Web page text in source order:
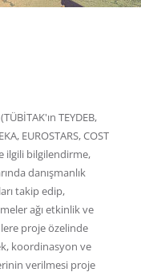
TEYDEB,
EUROSTARS, COST
ilgili bilgilendirme,
danışmanlık
takip edip,
ağı etkinlik ve
proje özelinde
koordinasyon ve
verilmesi proje